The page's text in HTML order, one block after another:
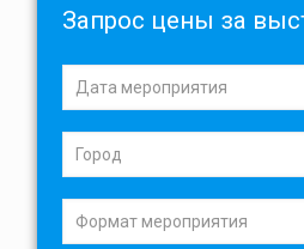
Запрос цены за